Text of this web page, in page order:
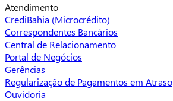
Atendimento
CrediBahia (Microcrédito)
Correspondentes Bancários
Central de Relacionamento
Portal de Negócios
Gerências
Regularização de Pagamentos em Atraso
Ouvidoria